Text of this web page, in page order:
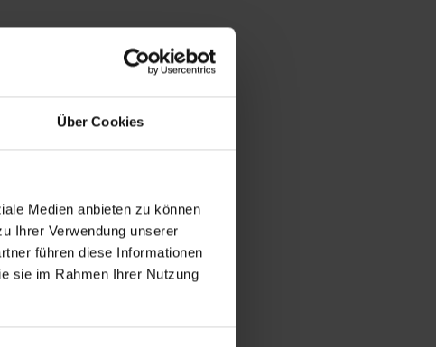
Über Cookies
Medien anbieten zu können
Ihrer Verwendung unserer
führen diese Informationen
sie im Rahmen Ihrer Nutzung